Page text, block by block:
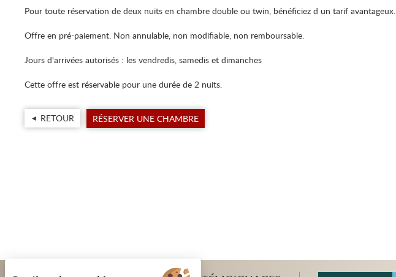
Pour toute réservation de deux nuits en chambre double ou twin, bénéficiez d un tarif avantageux.
Offre en pré-paiement. Non annulable, non modifiable, non remboursable.
Jours d'arrivées autorisés : les vendredis, samedis et dimanches
Cette offre est réservable pour une durée de 2 nuits.
RETOUR RÉSERVER UNE CHAMBRE